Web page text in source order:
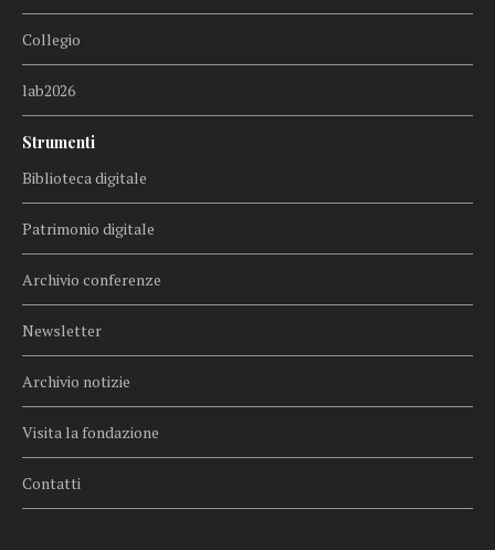
Collegio
lab2026
Strumenti
Biblioteca digitale
Patrimonio digitale
Archivio conferenze
Newsletter
Archivio notizie
Visita la fondazione
Contatti